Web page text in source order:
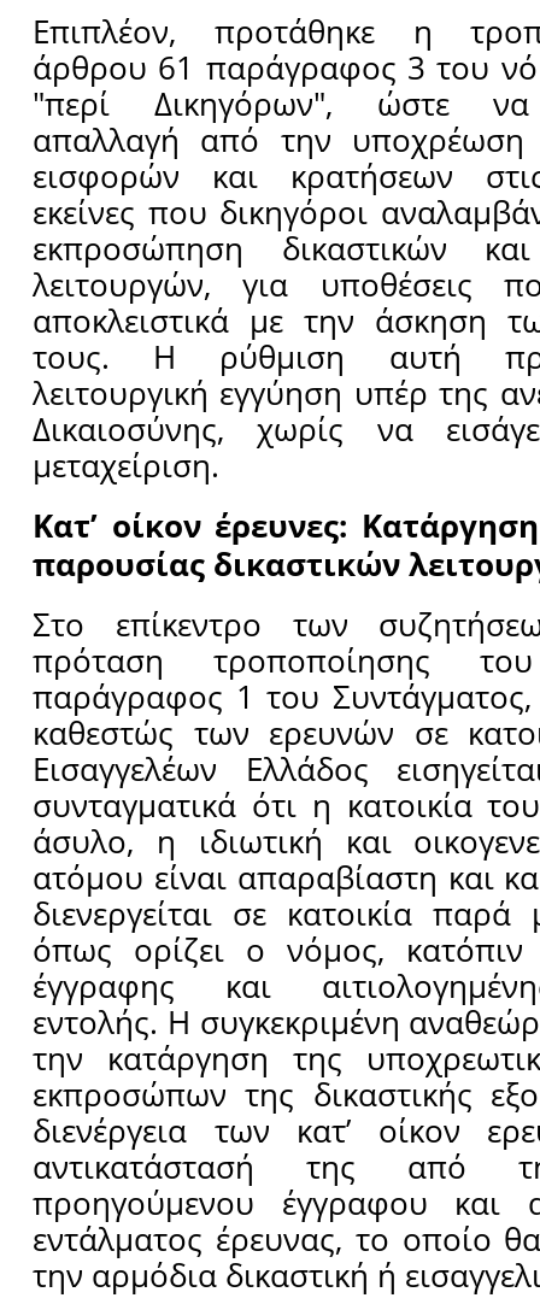
Επιπλέον, προτάθηκε η
άρθρου 61 παράγραφος 3 του
"περί Δικηγόρων", ώστε να
απαλλαγή από την υποχρέωση
εισφορών και κρατήσεων
εκείνες που δικηγόροι
εκπροσώπηση δικαστικών και
λειτουργών, για υποθέσεις
αποκλειστικά με την άσκηση
τους. Η ρύθμιση αυτή
λειτουργική εγγύηση υπέρ της
Δικαιοσύνης, χωρίς να
μεταχείριση.
Κατ’ οίκον έρευνες:
παρουσίας δικαστικών
Στο επίκεντρο των
πρόταση τροποποίησης
παράγραφος 1 του
καθεστώς των ερευνών σε
Εισαγγελέων Ελλάδος
συνταγματικά ότι η κατοικία
άσυλο, η ιδιωτική και
ατόμου είναι απαραβίαστη και
διενεργείται σε κατοικία
όπως ορίζει ο νόμος, κατόπιν
έγγραφης και
εντολής. Η συγκεκριμένη
την κατάργηση της
εκπροσώπων της δικαστικής
διενέργεια των κατ’ οίκον
αντικατάστασή της από
προηγούμενου έγγραφου και
εντάλματος έρευνας, το οποίο
την αρμόδια δικαστική ή